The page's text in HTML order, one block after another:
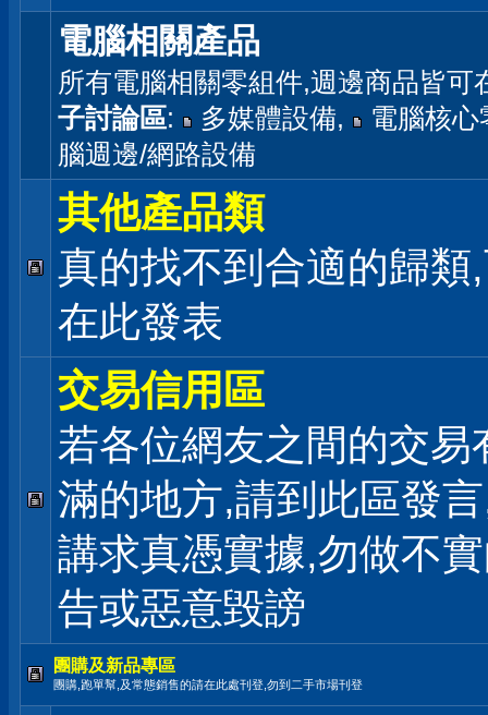
電腦相關產品
所有電腦相關零組件,週邊商品皆可
子討論區: 多媒體設備,
電腦核心
腦週邊/網路設備
其他產品類
真的找不到合適的歸類
在此發表
交易信用區
若各位網友之間的交易
滿的地方,請到此區發
講求真憑實據,勿做不
告或惡意毀謗
團購及新品專區
團購,跑單幫,及常態銷售的請在此處刊登,勿到二手市場刊登